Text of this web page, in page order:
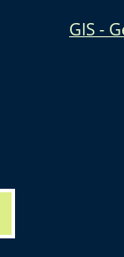
GIS -